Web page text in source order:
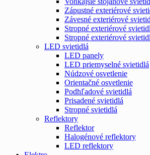
Zápustné exteriérové
Závesné exteriérové
Stropné exteriérové
Stropné exteriérové
LED svietidlá
LED panely
LED priemyselné svietidlá
Núdzové osvetlenie
Orientačné osvetlenie
Podhľadové svietidlá
Prisadené svietidlá
Stropné svietidlá
Reflektory
Reflektor
Halogénové reflektory
LED reflektory